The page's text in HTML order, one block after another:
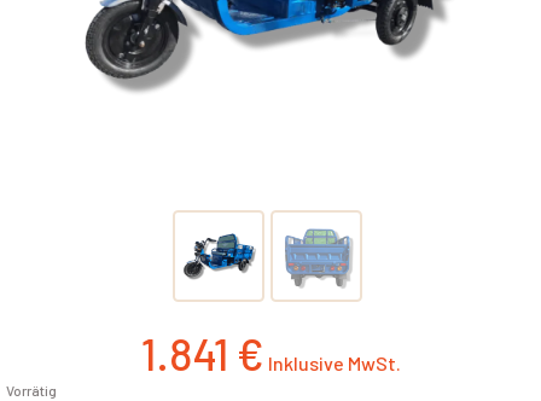
1.841 €
Vorrätig